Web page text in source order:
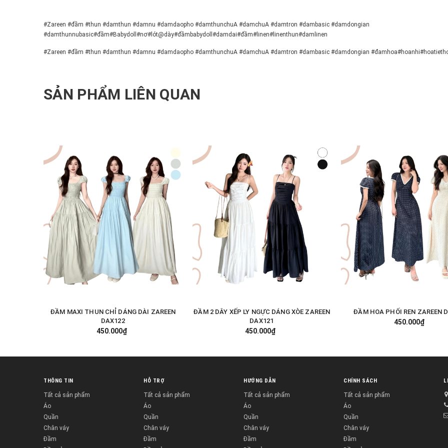
#Zareen #đầm #thun #damthun #damnu #damdaopho #damthunchuA #damchuA #damtron #dambasic #damdongian
#damthunnubasic#đầm#Babydoll#nơ#lót@dày#đầmbabydoll#damdai#đầm#linen#linenthun#damlinen
#Zareen #đầm #thun #damthun #damnu #damdaopho #damthunchuA #damchuA #damtron #dambasic #damdongian
SẢN PHẨM LIÊN QUAN
TÙY CHỌN
ĐẦM MAXI THUN CHỈ DÁNG DÀI ZAREEN
DAX122
450.000₫
TÙY CHỌN
ĐẦM 2 DÂY XẾP LY NGỰC DÁNG XÒE ZAREEN
DAX121
450.000₫
TÙY CHỌN
ĐẦM HOA PHỐI REN ZAREEN
450.000₫
THÔNG TIN
Tất cả sản phẩm
Áo
Quần
Chân váy
Đầm
HỖ TRỢ
Tất cả sản phẩm
Áo
Quần
Chân váy
Đầm
HƯỚNG DẪN
Tất cả sản phẩm
Áo
Quần
Chân váy
Đầm
CHÍNH SÁCH
Tất cả sản phẩm
Áo
Quần
Chân váy
Đầm